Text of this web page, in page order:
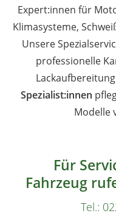
Expert:innen für
Klimasysteme,
Unsere
professionelle
Spezialist:innen
Modelle
Für
Fahrzeug
Tel.: